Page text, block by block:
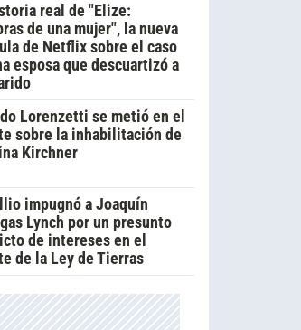
real de "Elize:
de una mujer", la nueva
de Netflix sobre el caso
esposa que descuartizó a
Lorenzetti se metió en el
sobre la inhabilitación de
Kirchner
impugnó a Joaquín
Lynch por un presunto
de intereses en el
de la Ley de Tierras